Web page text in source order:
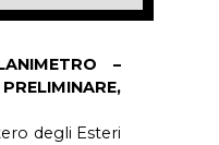
–
degli Esteri